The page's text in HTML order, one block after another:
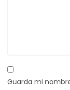
Guarda mi